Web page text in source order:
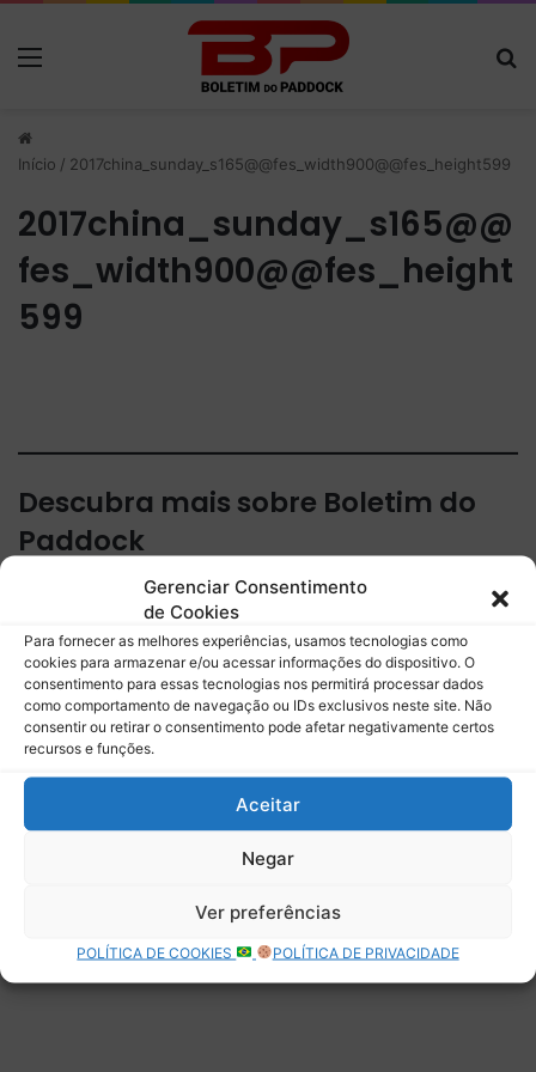
Gerenciar Consentimento
de Cookies
Para fornecer as melhores experiências, usamos tecnologias como
cookies para armazenar e/ou acessar informações do dispositivo. O
consentimento para essas tecnologias nos permitirá processar dados
como comportamento de navegação ou IDs exclusivos neste site. Não
consentir ou retirar o consentimento pode afetar negativamente certos
recursos e funções.
Aceitar
Negar
Ver preferências
POLÍTICA DE COOKIES POLÍTICA DE PRIVACIDADE
Início / 2017china_sunday_s165@@fes_width900@@fes_height599
2017china_sunday_s165@@
fes_width900@@fes_height
599
Descubra mais sobre Boletim do
Paddock
Assine para receber nossas notícias mais recentes por e-
Digite seu e-mail…
Assinar